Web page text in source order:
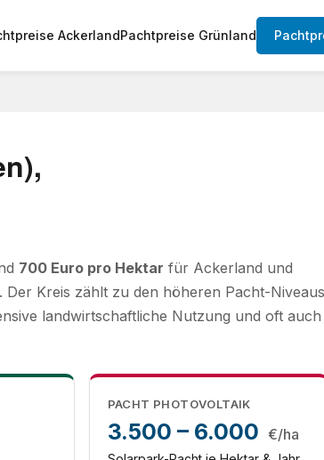
AckerlandPachtpreise Grünland
700 Euro pro Hektar für Ackerland und
Der Kreis zählt zu den höheren Pacht-Niveaus
landwirtschaftliche Nutzung und oft auch
PACHT PHOTOVOLTAIK
3.500 – 6.000 €/ha